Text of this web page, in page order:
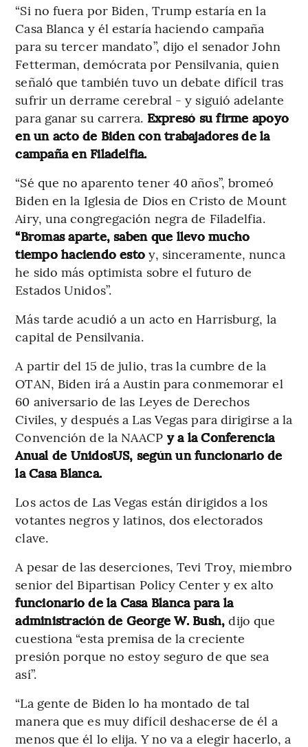
“Si no fuera por Biden, Trump estaría en la
Casa Blanca y él estaría haciendo campaña
para su tercer mandato”, dijo el senador John
Fetterman, demócrata por Pensilvania, quien
señaló que también tuvo un debate difícil tras
sufrir un derrame cerebral - y siguió adelante
para ganar su carrera. Expresó su firme apoyo
en un acto de Biden con trabajadores de la
campaña en Filadelfia.
“Sé que no aparento tener 40 años”, bromeó
Biden en la Iglesia de Dios en Cristo de Mount
Airy, una congregación negra de Filadelfia.
“Bromas aparte, saben que llevo mucho
tiempo haciendo estoy, sinceramente, nunca
he sido más optimista sobre el futuro de
Estados Unidos”.
Más tarde acudió a un acto en Harrisburg, la
capital de Pensilvania.
A partir del 15 de julio, tras la cumbre de la
OTAN, Biden irá a Austin para conmemorar el
60 aniversario de las Leyes de Derechos
Civiles, y después a Las Vegas para dirigirse a la
Convención de la NAACP y a la Conferencia
Anual de UnidosUS, según un funcionario de
la Casa Blanca.
Los actos de Las Vegas están dirigidos a los
votantes negros y latinos, dos electorados
clave.
A pesar de las deserciones, Tevi Troy, miembro
senior del Bipartisan Policy Center y ex alto
funcionario de la Casa Blanca para la
administración de George W. Bush, dijo que
cuestiona “esta premisa de la creciente
presión porque no estoy seguro de que sea
así”.
“La gente de Biden lo ha montado de tal
manera que es muy difícil deshacerse de él a
menos que él lo elija. Y no va a elegir hacerlo, a